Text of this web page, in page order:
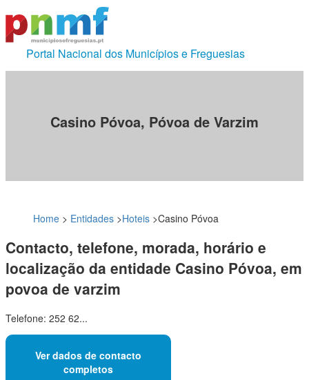
Portal Nacional dos Municípios e Freguesias
Casino Póvoa, Póvoa de Varzim
Home > Entidades >Hoteis >Casino Póvoa
Contacto, telefone, morada, horário e
localização da entidade Casino Póvoa, em
povoa de varzim
Telefone: 252 62...
Ver dados de contacto
completos